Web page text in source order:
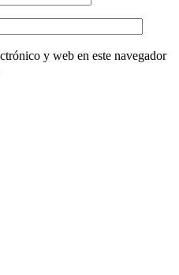
y web en este navegador